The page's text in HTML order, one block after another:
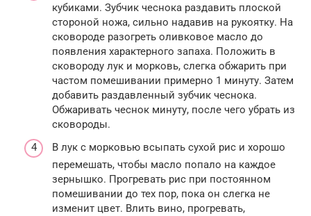
кубиками. Зубчик чеснока раздавить плоской
стороной ножа, сильно надавив на рукоятку. На
сковороде разогреть оливковое масло до
появления характерного запаха. Положить в
сковороду лук и морковь, слегка обжарить при
частом помешивании примерно 1 минуту. Затем
добавить раздавленный зубчик чеснока.
Обжаривать чеснок минуту, после чего убрать из
сковороды.
В лук с морковью всыпать сухой рис и хорошо
перемешать, чтобы масло попало на каждое
зернышко. Прогревать рис при постоянном
помешивании до тех пор, пока он слегка не
изменит цвет. Влить вино, прогревать,